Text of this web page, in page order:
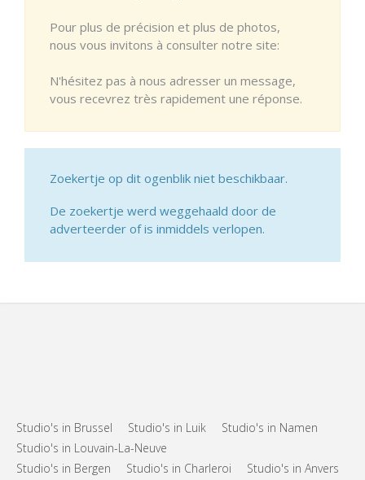
Pour plus de précision et plus de photos,
nous vous invitons à consulter notre site:
N'hésitez pas à nous adresser un message,
vous recevrez très rapidement une réponse.
Zoekertje op dit ogenblik niet beschikbaar.
De zoekertje werd weggehaald door de
adverteerder of is inmiddels verlopen.
Studio's in Brussel Studio's in Luik
Studio's in Namen
Studio's in Louvain-La-Neuve
Studio's in Bergen
Studio's in Charleroi Studio's in Anvers